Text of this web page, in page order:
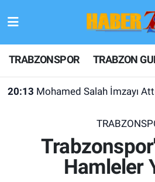
TRABZONSPOR TRABZON
20:13 Mohamed Salah İmzayı
Hamleler
TRABZONSPOR
TRABZON GUNDEMI
KULİS MEYDANI
Hava Durumu
Trafik Durumu
Son Dakika Haberleri